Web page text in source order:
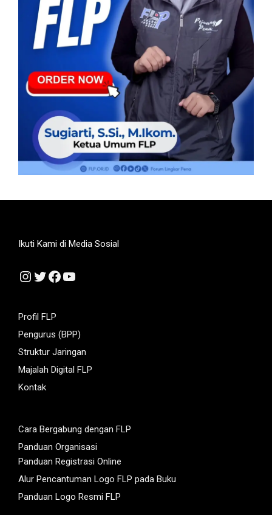
Ikuti Kami di Media Sosial
Instagram
Twitter
Facebook
YouTube
Profil FLP
Pengurus (BPP)
Struktur Jaringan
Majalah Digital FLP
Kontak
Cara Bergabung dengan FLP
Panduan Organisasi
Panduan Registrasi Online
Alur Pencantuman Logo FLP pada Buku
Panduan Logo Resmi FLP